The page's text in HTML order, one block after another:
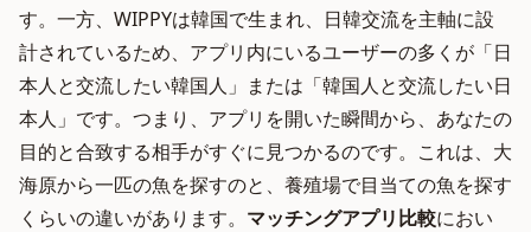
す。一方、WIPPYは韓国で生まれ、日韓交流を主軸に設
計されているため、アプリ内にいるユーザーの多くが「日
本人と交流したい韓国人」または「韓国人と交流したい日
本人」です。つまり、アプリを開いた瞬間から、あなたの
目的と合致する相手がすぐに見つかるのです。これは、大
海原から一匹の魚を探すのと、養殖場で目当ての魚を探す
くらいの違いがあります。 マッチングアプリ比較におい